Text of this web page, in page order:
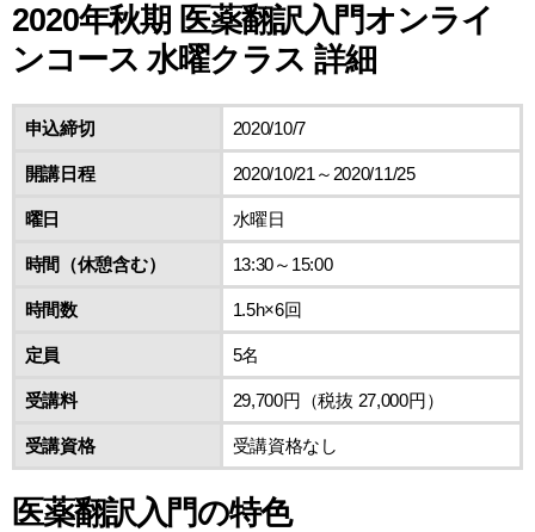
2020年秋期 医薬翻訳入門オンライ
ンコース 水曜クラス 詳細
申込締切 2020/10/7
開講日程 2020/10/21～2020/11/25
曜日 水曜日
時間（休憩含む） 13:30～15:00
時間数 1.5h×6回
定員 5名
受講料 29,700円（税抜 27,000円）
受講資格 受講資格なし
医薬翻訳入門の特色